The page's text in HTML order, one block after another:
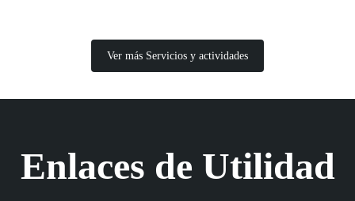
Ver más Servicios y actividades
Enlaces de Utilidad